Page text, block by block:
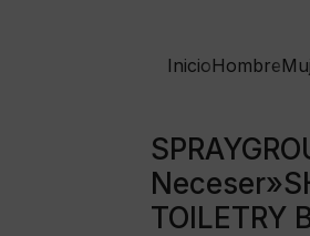
InicioHombre
TOILETRY